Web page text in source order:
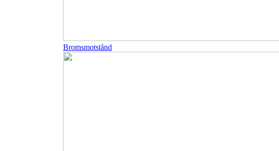
Bromsmotstånd